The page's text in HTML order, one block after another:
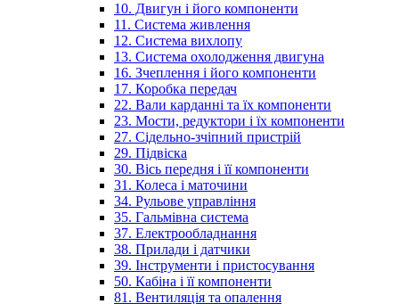
10. Двигун і його компоненти
11. Система живлення
12. Система вихлопу
13. Система охолодження двигуна
16. Зчеплення і його компоненти
17. Коробка передач
22. Вали карданні та їх компоненти
23. Мости, редуктори і їх компоненти
27. Сідельно-зчіпний пристрій
29. Підвіска
30. Вісь передня і її компоненти
31. Колеса і маточини
34. Рульове управління
35. Гальмівна система
37. Електрообладнання
38. Прилади і датчики
39. Інструменти і пристосування
50. Кабіна і її компоненти
81. Вентиляція та опалення